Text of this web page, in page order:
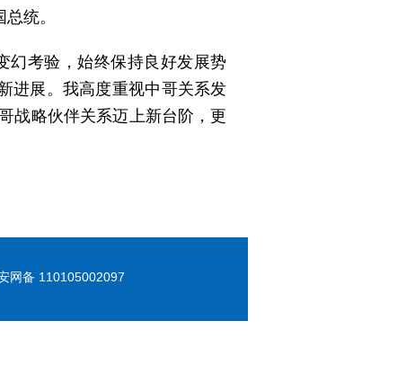
统。
幻考验，始终保持良好发展势
进展。我高度重视中哥关系发
战略伙伴关系迈上新台阶，更
网备 110105002097